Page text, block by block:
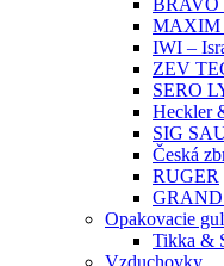
BRAVO
MAXIM
IWI –
ZEV
SERO
Heckler
SIG
Česká
RUGER
GRAND
Opakovacie
Tikka &
Vzduchovky